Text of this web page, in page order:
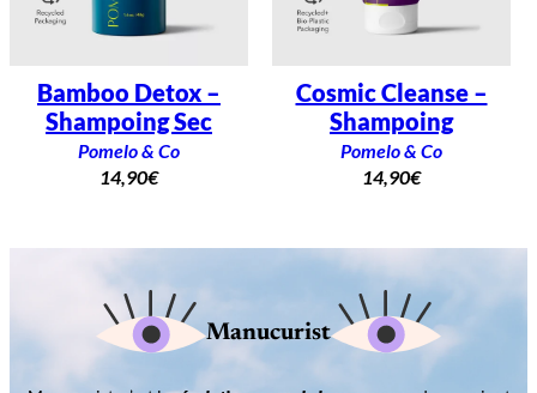
Bamboo Detox –
Shampoing Sec
Pomelo & Co
14,90€
Cosmic Cleanse –
Shampoing
Pomelo & Co
14,90€
Manucurist